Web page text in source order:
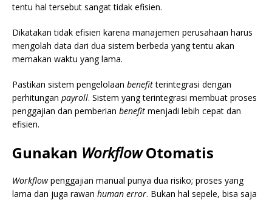
tentu hal tersebut sangat tidak efisien.
Dikatakan tidak efisien karena manajemen perusahaan harus
mengolah data dari dua sistem berbeda yang tentu akan
memakan waktu yang lama.
Pastikan sistem pengelolaan benefitterintegrasi dengan
perhitungan payroll. Sistem yang terintegrasi membuat proses
penggajian dan pemberian benefit menjadi lebih cepat dan
efisien.
Gunakan WorkflowOtomatis
Workflowpenggajian manual punya dua risiko; proses yang
lama dan juga rawan human error. Bukan hal sepele, bisa saja